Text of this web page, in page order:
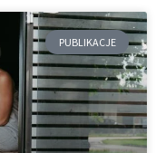
PUBLIKACJE